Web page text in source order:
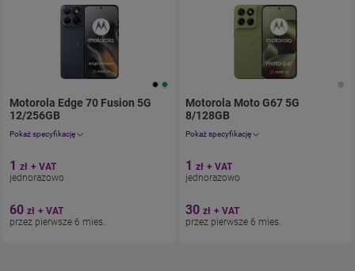
Motorola Edge 70 Fusion 5G
12/256GB . Cena jednorazowo 1.23złz umową 73.8zł miesięcznie.
Pokaż specyfikację
Ekran 6.78"
Pamięć 256 GB
1 zł + VAT
jednorazowo
60 zł + VAT
przez pierwsze 6 mies.
Motorola Moto G67 5G
8/128GB
Pokaż specyfikację
Ekran 6.78"
Pamięć 128 GB
1 zł + VAT
jednorazowo
30 zł + VAT
przez pierwsze 6 mies.